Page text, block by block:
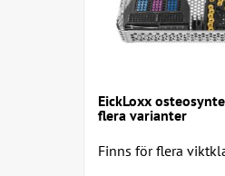
EickLoxx
flera varianter
Finns för flera